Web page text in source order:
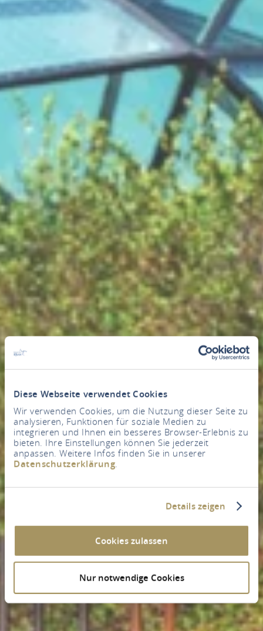
Diese Webseite verwendet Cookies
Wir verwenden Cookies, um die Nutzung dieser Seite zu
analysieren, Funktionen für soziale Medien zu
integrieren und Ihnen ein besseres Browser-Erlebnis zu
bieten. Ihre Einstellungen können Sie jederzeit
anpassen. Weitere Infos finden Sie in unserer
Datenschutzerklärung.
Details zeigen
Cookies zulassen
Nur notwendige Cookies